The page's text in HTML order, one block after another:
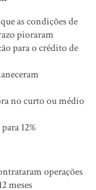
as condições de
pioraram
para o crédito de
no curto ou médio
12%
operações
meses